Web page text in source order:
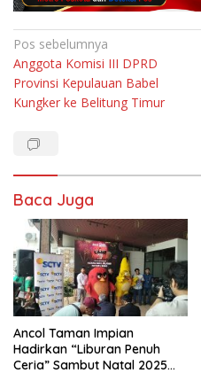
Navigasi
pos
Pos sebelumnya
Anggota Komisi III DPRD
Provinsi Kepulauan Babel
Kungker ke Belitung Timur
Baca Juga
Ancol Taman Impian
Hadirkan “Liburan Penuh
Ceria” Sambut Natal 2025